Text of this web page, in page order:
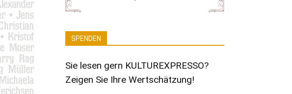
SPENDEN
Sie lesen gern KULTUREXPRESSO?
Zeigen Sie Ihre Wertschätzung!